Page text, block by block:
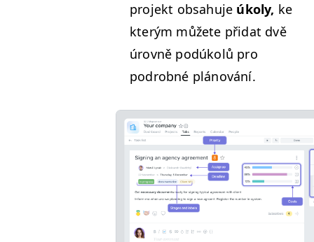
pro­jekt obsahu­je úkoly, ke
kterým můžete při­dat dvě
úrovně podúkolů pro
podrob­né plánování.